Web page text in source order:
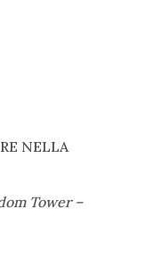
Tower –